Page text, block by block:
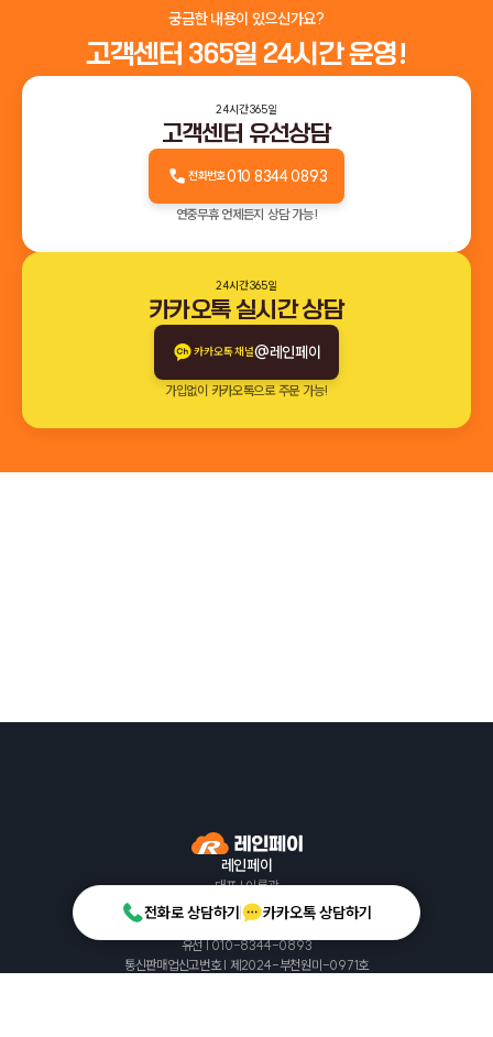
궁금한 내용이 있으신가요?
고객센터 365일 24시간 운영!
24시간 365일
고객센터 유선상담
전화번호010 8344 0893
연중무휴 언제든지 상담 가능!
24시간 365일
카카오톡 실시간 상담
카카오톡 채널@레인페이
가입없이 카카오톡으로 주문 가능!
레인페이
대표 | 이룡광
사업자등록번호 | 493-86-02640
서울특별시 성동구 아차산로 113, 9층
유선 | 010-8344-0893
통신판매업신고번호 | 제2024-부천원미-0971호
전화로 상담하기 카카오톡 상담하기